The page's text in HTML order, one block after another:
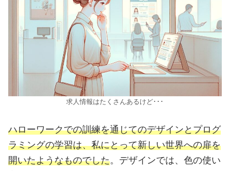
求人情報はたくさんあるけど･･･
ハローワークでの訓練を通じてのデザインとプログ
ラミングの学習は、私にとって新しい世界への扉を
開いたようなものでした。デザインでは、色の使い